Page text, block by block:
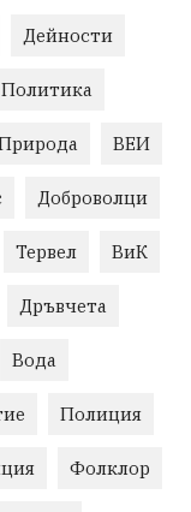
Дейности
Политика
ВЕИ
Доброволци
Тервел ВиК
Дръвчета
Вода
Полиция
Фолклор